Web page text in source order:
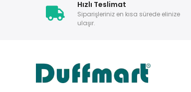
Hızlı Teslimat
Siparişleriniz en kısa sürede elinize
ulaşır.